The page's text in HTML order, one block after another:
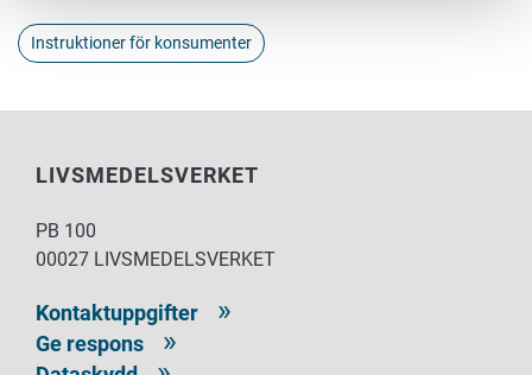
Instruktioner för konsumenter
LIVSMEDELSVERKET
PB 100
00027 LIVSMEDELSVERKET
Kontaktuppgifter
Ge respons